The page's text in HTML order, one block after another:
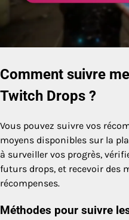
Comment suivre
Twitch Drops ?
Vous pouvez suivre vos
moyens disponibles sur la
à surveiller vos progrès,
futurs drops, et recevoir des
récompenses.
Méthodes pour suivre